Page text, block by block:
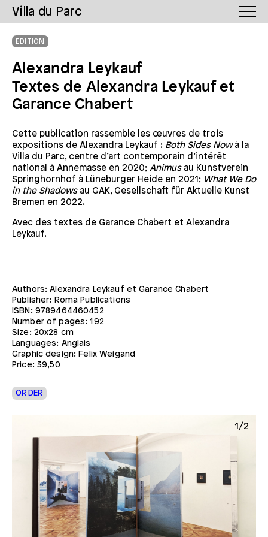
Villa du Parc
EDITION
Alexandra Leykauf
Textes de Alexandra Leykauf et
Garance Chabert
Cette publication rassemble les œuvres de trois
expositions de Alexandra Leykauf : Both Sides Nowà la
Villa du Parc, centre d’art contemporain d’intérêt
national à Annemasse en 2020; Animusau Kunstverein
Springhornhof à Lüneburger Heide en 2021; What We Do
in the Shadowsau GAK, Gesellschaft für Aktuelle Kunst
Bremen en 2022.
Avec des textes de Garance Chabert et Alexandra
Leykauf.
Authors: Alexandra Leykauf et Garance Chabert
Publisher: Roma Publications
ISBN: 9789464460452
Number of pages: 192
Size: 20x28 cm
Languages: Anglais
Graphic design: Felix Weigand
Price: 39,50
ORDER
1/2